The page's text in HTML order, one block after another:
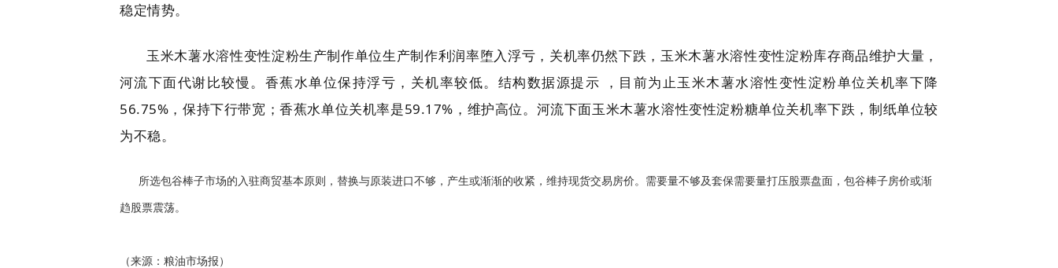
稳定情势。
玉米木薯水溶性变性淀粉生产制作单位生产制作利润率堕入浮亏，关机率仍然下跌，玉米木薯水溶性变性淀粉库存商品维护大量，
河流下面代谢比较慢。香蕉水单位保持浮亏，关机率较低。结构数据源提示 ，目前为止玉米木薯水溶性变性淀粉单位关机率下降
56.75%，保持下行带宽；香蕉水单位关机率是59.17%，维护高位。河流下面玉米木薯水溶性变性淀粉糖单位关机率下跌，制纸单位较
为不稳。
所选包谷棒子市场的入驻商贸基本原则，替换与原装进口不够，产生或渐渐的收紧，维持现货交易房价。需要量不够及套保需要量打压股票盘面，包谷棒子房价或渐
趋股票震荡。
（来源：粮油市场报）